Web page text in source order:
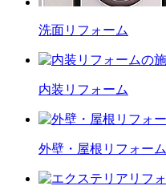
洗面リフォーム
内装 リフォーム
外壁・屋根 リフォーム